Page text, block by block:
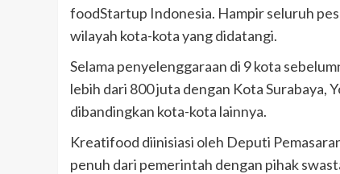
foodStartup Indonesia. Hampir seluruh
wilayah kota-kota yang didatangi.
Selama penyelenggaraan di 9 kota
lebih dari 800 juta dengan Kota Surabaya,
dibandingkan kota-kota lainnya.
Kreatifood diinisiasi oleh Deputi
penuh dari pemerintah dengan pihak